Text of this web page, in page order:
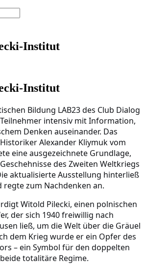
Institut
Institut
Bildung LAB23 des Club Dialog
Teilnehmer intensiv mit Information,
Denken auseinander. Das
Alexander Kliymukvom
eine ausgezeichnete Grundlage,
des Zweiten Weltkriegs
aktualisierte Ausstellung hinterließ
zum Nachdenken an.
Witold Pilecki, einen polnischen
der sich 1940 freiwillig nach
ließ, um die Welt über die Gräuel
dem Krieg wurde er ein Opfer des
– ein Symbol für den doppelten
totalitäre Regime.